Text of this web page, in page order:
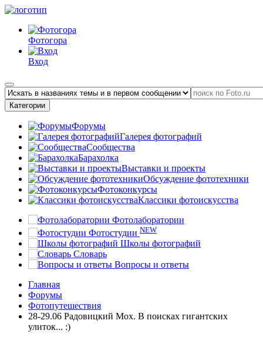
Фотогора
Вход
Категории
Форумы
Галерея фотографий
Сообщества
Барахолка
Выставки и проекты
Обсуждение фототехники
Фотоконкурсы
Классики фотоискусства
Фотолаборатории
Фотостудии NEW
Школы фотографий
Словарь
Вопросы и ответы
Главная
Форумы
Фотопутешествия
28-29.06 Радовицкий Мох. В поисках гигантских
улиток... :)